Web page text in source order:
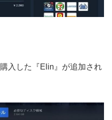
入した『Elin』が追加され